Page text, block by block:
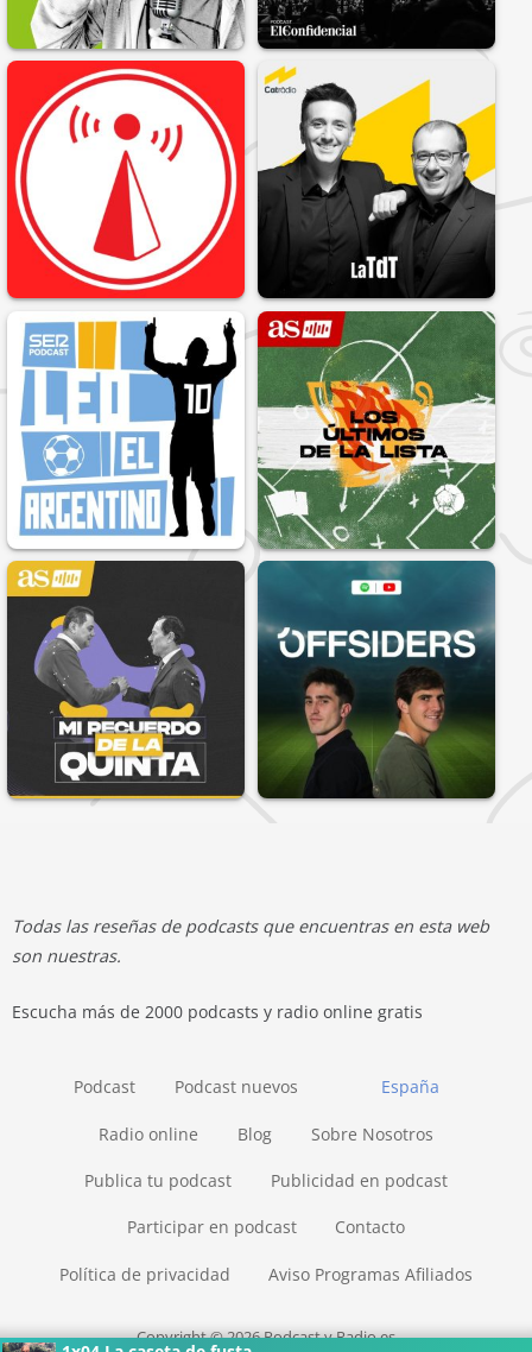
Todas las reseñas de podcasts que encuentras en esta web
son nuestras.
Escucha más de 2000 podcasts y radio online gratis
España
Podcast Podcast nuevos
Radio online Blog Sobre Nosotros
Publica tu podcast Publicidad en podcast
Participar en podcast Contacto
Política de privacidad Aviso Programas Afiliados
Copyright © 2026 Podcast y Radio.es